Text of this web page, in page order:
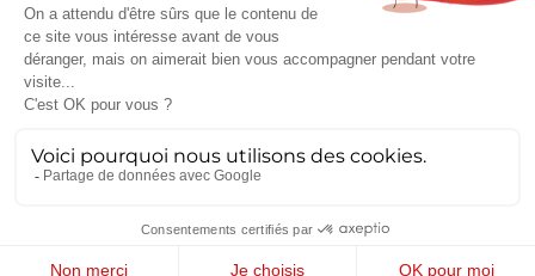
Coworking et Bureaux
Opérés Paris 75019
Coworking et Bureaux
Opérés Paris 75020
Coworking et Bureaux